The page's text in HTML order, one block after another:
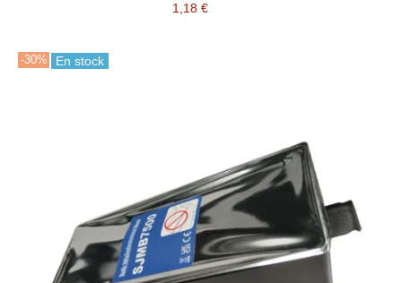
1,18 €
-30% En stock